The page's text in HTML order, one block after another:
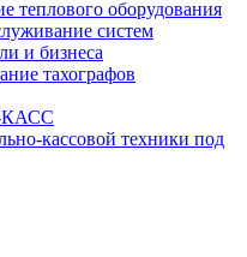
теплового оборудования
систем
и бизнеса
тахографов
кассовой техники под